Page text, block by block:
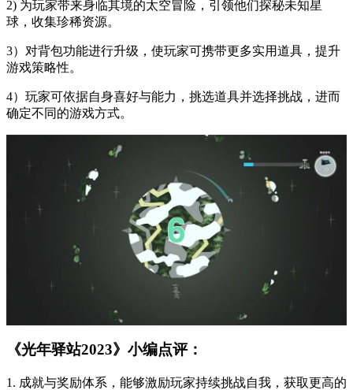
2) 为玩家带来身临其境的太空冒险，引领他们探秘未知星
球，收集珍稀资源。
3）对背包功能进行升级，使玩家可携带更多实用道具，提升
游戏策略性。
4）玩家可依据自身喜好与能力，挑选道具并选择挑战，进而
确定不同的游戏方式。
《光年驿站2023》小编点评：
1. 成就与奖励体系，能够激励玩家持续挑战自我，获取更高的